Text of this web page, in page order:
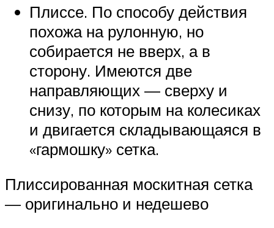
Плиссе. По способу действия
похожа на рулонную, но
собирается не вверх, а в
сторону. Имеются две
направляющих — сверху и
снизу, по которым на колесиках
и двигается складывающаяся в
«гармошку» сетка.
Плиссированная москитная сетка
— оригинально и недешево